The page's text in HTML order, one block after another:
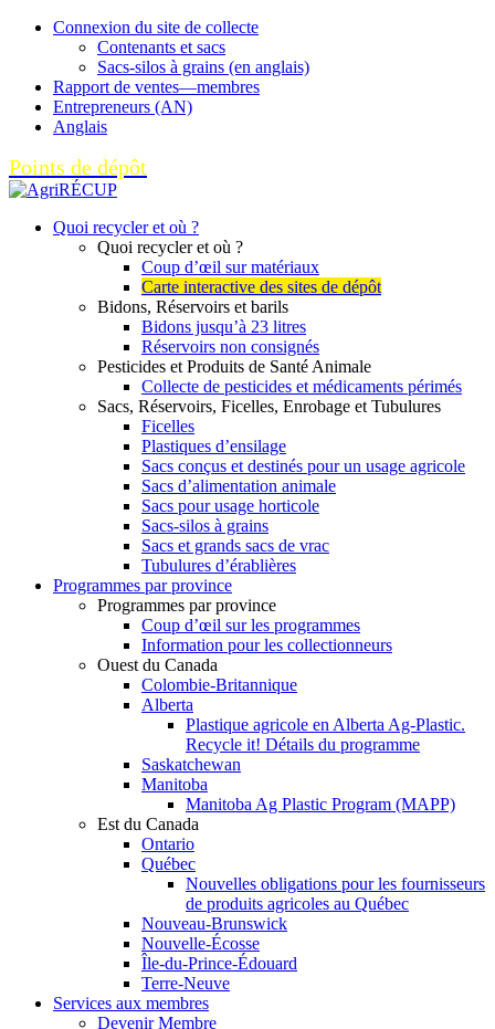
Connexion du site de collecte
Contenants et sacs
Sacs-silos à grains (en anglais)
Rapport de ventes—membres
Entrepreneurs (AN)
Anglais
Points de dépôt
Quoi recycler et où ?
Quoi recycler et où ?
Coup d’œil sur matériaux
Carte interactive des sites de dépôt
Bidons, Réservoirs et barils
Bidons jusqu’à 23 litres
Réservoirs non consignés
Pesticides et Produits de Santé Animale
Collecte de pesticides et médicaments périmés
Sacs, Réservoirs, Ficelles, Enrobage et Tubulures
Ficelles
Plastiques d’ensilage
Sacs conçus et destinés pour un usage agricole
Sacs d’alimentation animale
Sacs pour usage horticole
Sacs-silos à grains
Sacs et grands sacs de vrac
Tubulures d’érablières
Programmes par province
Programmes par province
Coup d’œil sur les programmes
Information pour les collectionneurs
Ouest du Canada
Colombie-Britannique
Alberta
Plastique agricole en Alberta Ag-Plastic.
Recycle it! Détails du programme
Saskatchewan
Manitoba
Manitoba Ag Plastic Program (MAPP)
Est du Canada
Ontario
Québec
Nouvelles obligations pour les fournisseurs
de produits agricoles au Québec
Nouveau-Brunswick
Nouvelle-Écosse
Île-du-Prince-Édouard
Terre-Neuve
Services aux membres
Devenir Membre